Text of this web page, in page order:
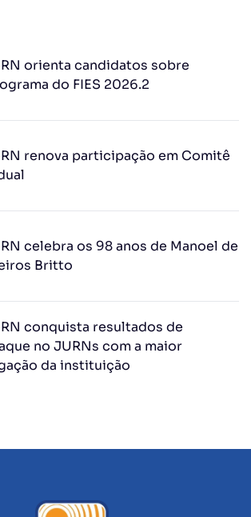
orienta candidatos sobre
do FIES 2026.2
renova participação em Comitê
celebra os 98 anos de Manoel de
Britto
conquista resultados de
no JURNs com a maior
da instituição